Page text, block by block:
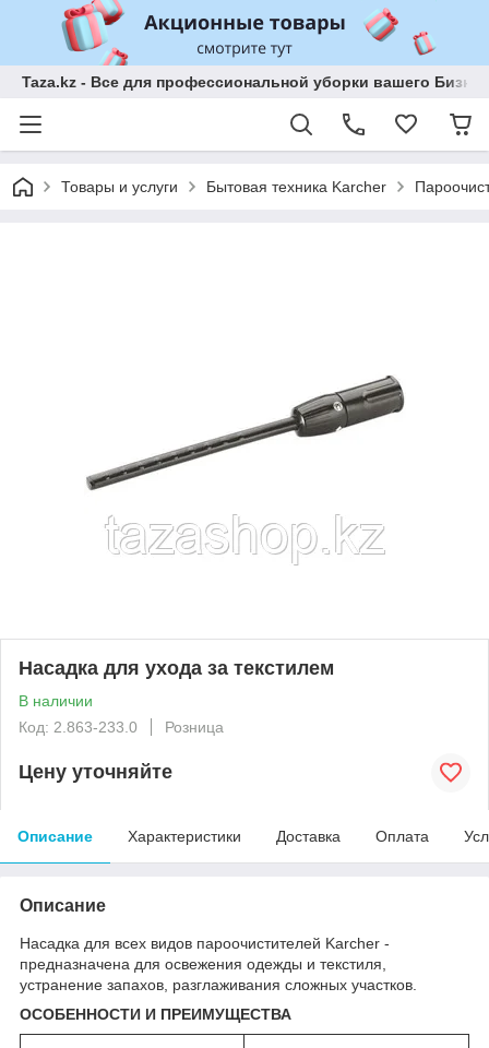
Taza.kz - Все для профессиональной уборки вашего
Товары и услуги Бытовая техника Karcher
Насадка для ухода за текстилем
В наличии
Код: 2.863-233.0
Розница
Цену уточняйте
Описание Характеристики Доставка Оплата
Описание
Насадка для всех видов пароочистителей Karcher -
предназначена для освежения одежды и текстиля,
устранение запахов, разглаживания сложных участков.
ОСОБЕННОСТИ И ПРЕИМУЩЕСТВА